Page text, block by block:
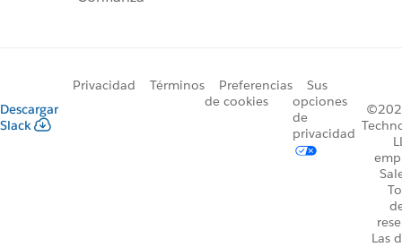
Descargar
Slack
Privacidad Términos
Preferencias
de cookies
Sus
opciones
de
privacidad
Las